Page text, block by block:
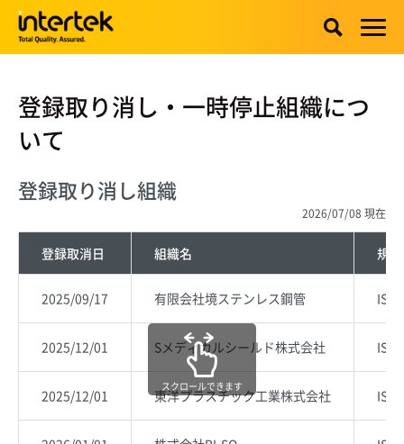
登録取り消し・一時停止組織につ
いて
登録取り消し組織
2026/07/08 現在
登録取消日 組織名 規格
2025/09/17 有限会社境ステンレス鋼管 ISO
2025/12/01 Sメディカルシールド株式会社 ISO
2025/12/01 東洋プラスチック工業株式会社 ISO
スクロールできます